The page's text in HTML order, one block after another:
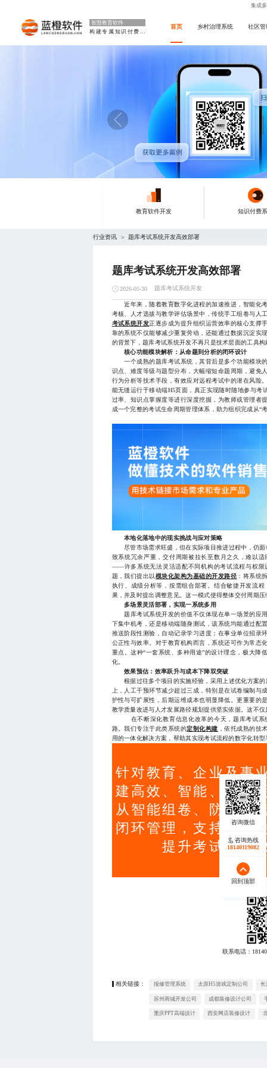
集成
智慧教育软件
构建专属知识付费平台
首页 乡村治理系统 社区管
教育软件开发 知识付费
行业资讯 > 题库考试系统开发高效部署
题库考试系统开发高效部署
2026-05-30 题库考试系统开发
近年来，随着教育数字化进程的加速推进，智能化
考核、人才选拔与教学评估场景中，传统手工组卷与人
考试系统开发正逐步成为提升组织运营效率的核心支撑
靠的系统不仅能够减少重复劳动，还能通过数据沉淀实
的背景下，题库考试系统开发不再只是技术层面的工具
核心功能模块解析：从命题到分析的闭环设计
一个成熟的题库考试系统，其背后是多个功能模块
识点、难度等级与题型分布，大幅缩短命题周期，避免
行为分析等技术手段，有效应对远程考试中的潜在风险
能无缝运行于移动端H5页面，真正实现随时随地参与
过率、知识点掌握度等进行深度挖掘，为教师或管理者
成一个完整的考试生命周期管理体系，助力组织完成从“
本地化落地中的现实挑战与应对策略
尽管市场需求旺盛，但在实际项目推进过程中，仍面
致系统冗余严重，交付周期被拉长至数月之久，难以
——许多系统无法灵活适配不同机构的考试流程与权限
题，我们提出以模块化架构为基础的开发路径 ：将系统
执行、成绩分析等，按需组合部署。结合敏捷开发流
果，并及时提出调整意见。这一模式使得整体交付周期
多场景灵活部署，实现一系统多用
题库考试系统开发的价值不仅体现在单一场景的应
下集中机考，还是移动端随身测试，该系统均能通过配
推送阶段性测验，自动记录学习进度；在事业单位招录
公正性与效率。对于教育机构而言，系统还可作为常态
重点。这种“一套系统、多种用途”的设计理念，极大降
化。
效果预估：效率跃升与成本下降双突破
根据过往多个项目的实施经验，采用上述优化方案的
上，人工干预环节减少超过三成，特别是在试卷编制
护性与可扩展性，后期运维成本也明显降低。更重要的
教学质量改进与人才发展路径规划提供坚实依据。这不
在不断深化教育信息化改革的今天，题库考试系
路。我们专注于此类系统的定制化构建 ，依托成熟的技
用的一体化解决方案，帮助其实现考试流程的数字化转
针对教育、企业及事
建高效、智能、可追
从智能组卷、防作弊
闭环管理，支持多终
提升考试组织
联系电话：
相关链接： 报修管理系统 太原H5游戏定制公司 长
苏州商城开发公司 成都装修设计公司
重庆PPT高端设计 西安网店装修设计
咨询热线
18140119082
回到顶部